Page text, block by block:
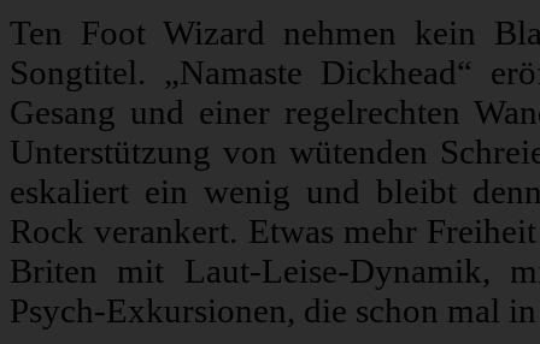
Ten Foot Wizard nehmen kein
Songtitel. „Namaste Dickhead“
Gesang und einer regelrechten
Unterstützung von wütenden
eskaliert ein wenig und bleibt
Rock verankert. Etwas mehr
Briten mit Laut-Leise-Dynamik,
Psych-Exkursionen, die schon mal